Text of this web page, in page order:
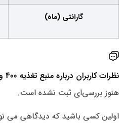
گارانتی (ماه)
نظرات کاربران درباره ‌منبع تغذیه 400 وات مخصوص چراغ مگنتی
هنوز بررسی‌ای ثبت نشده است.